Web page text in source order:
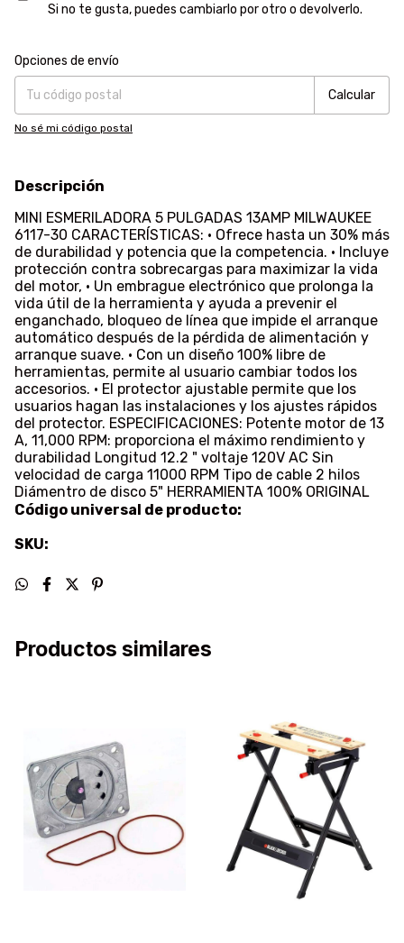
Si no te gusta, puedes cambiarlo por otro o devolverlo.
Entregas para el CP:
Opciones de envío
Calcular
No sé mi código postal
Descripción
MINI ESMERILADORA 5 PULGADAS 13AMP MILWAUKEE
6117-30 CARACTERÍSTICAS: • Ofrece hasta un 30% más
de durabilidad y potencia que la competencia. • Incluye
protección contra sobrecargas para maximizar la vida
del motor, • Un embrague electrónico que prolonga la
vida útil de la herramienta y ayuda a prevenir el
enganchado, bloqueo de línea que impide el arranque
automático después de la pérdida de alimentación y
arranque suave. • Con un diseño 100% libre de
herramientas, permite al usuario cambiar todos los
accesorios. • El protector ajustable permite que los
usuarios hagan las instalaciones y los ajustes rápidos
del protector. ESPECIFICACIONES: Potente motor de 13
A, 11,000 RPM: proporciona el máximo rendimiento y
durabilidad Longitud 12.2 " voltaje 120V AC Sin
velocidad de carga 11000 RPM Tipo de cable 2 hilos
Diámentro de disco 5" HERRAMIENTA 100% ORIGINAL
Código universal de producto:
SKU:
Productos similares